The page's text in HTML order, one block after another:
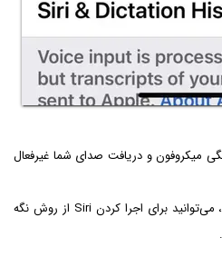
میکروفون و دریافت صدای شما غیرفعال
زمانی که Hey Siri را غیرفعال کردید، می‌توانید برای اجرا کردن Siri از روش نگه